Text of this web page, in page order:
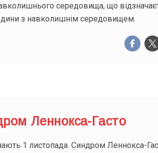
середовища, що
з навколишнім середовищем.
Леннокса-Гасто
1 листопада. Синдром Леннокса-